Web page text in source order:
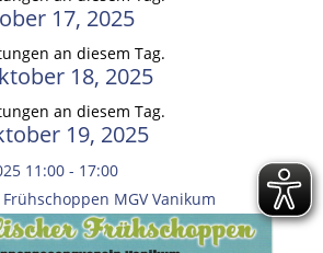
17, 2025
an diesem Tag.
18, 2025
an diesem Tag.
19, 2025
11:00 - 17:00
MGV Vanikum